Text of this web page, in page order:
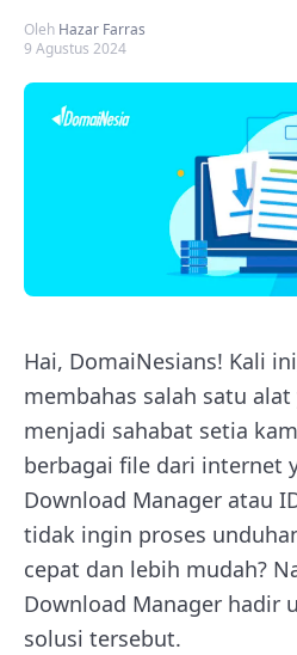
Oleh Hazar Farras
9 Agustus 2024
Hai, DomaiNesians! Kali
membahas salah satu
menjadi sahabat setia
berbagai file dari internet
Download Manager atau
tidak ingin proses
cepat dan lebih mudah?
Download Manager hadir
solusi tersebut.